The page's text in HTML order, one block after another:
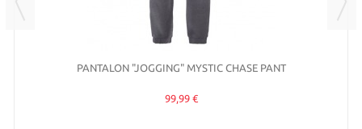
PANTALON "JOGGING" MYSTIC CHASE PANT
99,99 €